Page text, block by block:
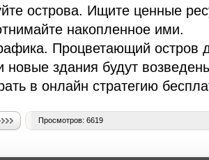
острова. Ищите ценные
накопленное ими.
Процветающий остров
новые здания будут
в онлайн стратегию
Просмотров: 6619